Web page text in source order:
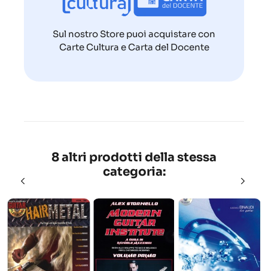
Sul nostro Store puoi acquistare con
Carte Cultura e Carta del Docente
8 altri prodotti della stessa
categoria: